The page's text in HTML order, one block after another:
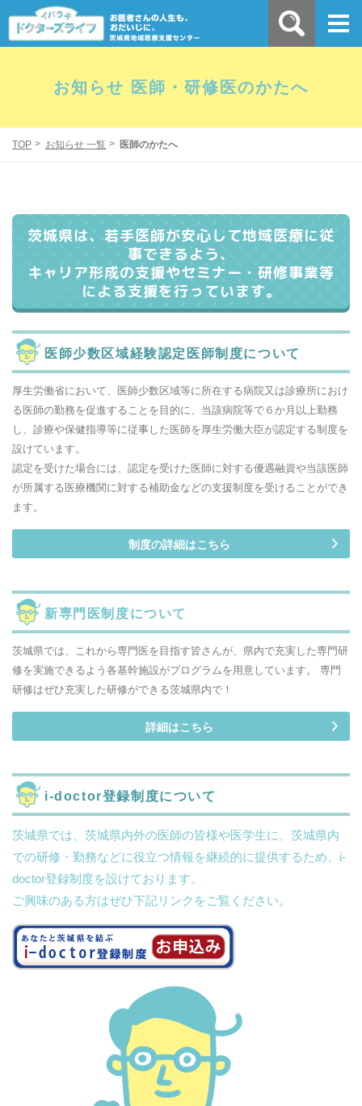
お知らせ 医師・研修医のかたへ
TOP お知らせ 一覧 医師のかたへ
茨城県は、若手医師が安心して地域医療に従
事できるよう、
キャリア形成の支援やセミナー・研修事業等
による支援を行っています。
医師少数区域経験認定医師制度について
厚生労働省において、医師少数区域等に所在する病院又は診療所におけ
る医師の勤務を促進することを目的に、当該病院等で６か月以上勤務
し、診療や保健指導等に従事した医師を厚生労働大臣が認定する制度を
設けています。
認定を受けた場合には、認定を受けた医師に対する優遇融資や当該医師
が所属する医療機関に対する補助金などの支援制度を受けることができ
ます。
制度の詳細はこちら
新専門医制度について
茨城県では、これから専門医を目指す皆さんが、県内で充実した専門研
修を実施できるよう各基幹施設がプログラムを用意しています。 専門
研修はぜひ充実した研修ができる茨城県内で！
詳細はこちら
i-doctor登録制度について
茨城県では、茨城県内外の医師の皆様や医学生に、茨城県内
での研修・勤務などに役立つ情報を継続的に提供するため、i-
doctor登録制度を設けております。
ご興味のある方はぜひ下記リンクをご覧ください。